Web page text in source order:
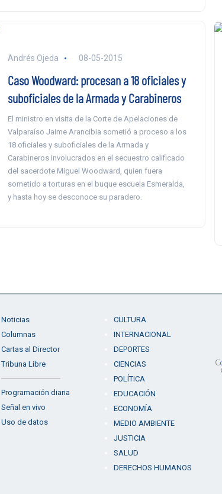
Andrés Ojeda 08-05-2015
Caso Woodward: procesan a 18 oficiales y
suboficiales de la Armada y Carabineros
El ministro en visita de la Corte de Apelaciones de
Valparaíso Jaime Arancibia sometió a proceso a los
18 oficiales y suboficiales de la Armada y
Carabineros involucrados en el secuestro calificado
del sacerdote Miguel Woodward, quien fuera
sometido a torturas en el buque escuela Esmeralda,
y hasta hoy se desconoce su paradero.
Noticias
Columnas
Cartas al Director
Tribuna Libre
Programación diaria
Señal en vivo
Uso de datos
CULTURA
INTERNACIONAL
DEPORTES
CIENCIAS
POLÍTICA
EDUCACIÓN
ECONOMÍA
MEDIO AMBIENTE
JUSTICIA
SALUD
DERECHOS HUMANOS